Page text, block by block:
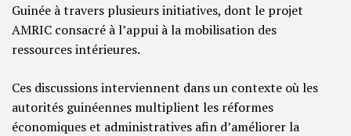
Guinée à travers plusieurs initiatives, dont le projet
AMRIC consacré à l’appui à la mobilisation des
ressources intérieures.
Ces discussions interviennent dans un contexte où les
autorités guinéennes multiplient les réformes
économiques et administratives afin d’améliorer la